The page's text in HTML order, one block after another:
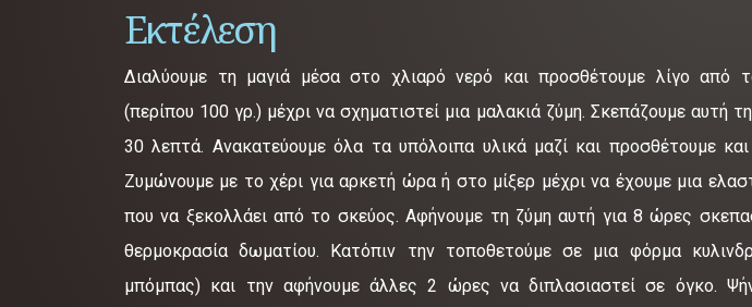
Εκτέλεση
Διαλύουμε τη μαγιά μέσα στο χλιαρό νερό και προσθέτουμε λίγο από
(περίπου 100 γρ.) μέχρι να σχηματιστεί μια μαλακιά ζύμη. Σκεπάζουμε αυτή
30 λεπτά. Ανακατεύουμε όλα τα υπόλοιπα υλικά μαζί και προσθέτουμε
Ζυμώνουμε με το χέρι για αρκετή ώρα ή στο μίξερ μέχρι να έχουμε μια
που να ξεκολλάει από το σκεύος. Αφήνουμε τη ζύμη αυτή για 8 ώρες
θερμοκρασία δωματίου. Κατόπιν την τοποθετούμε σε μια φόρμα
μπόμπας) και την αφήνουμε άλλες 2 ώρες να διπλασιαστεί σε όγκο.